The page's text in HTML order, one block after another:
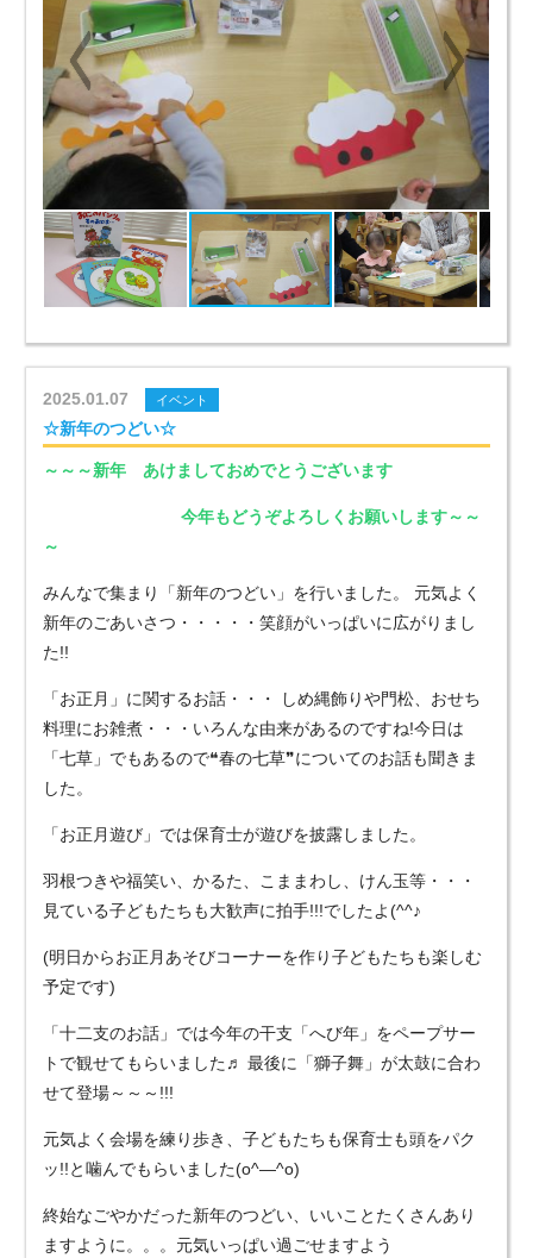
2025.01.07 イベント
☆新年のつどい☆
～～～新年 あけましておめでとうございます
今年もどうぞよろしくお願いします～～
～
みんなで集まり「新年のつどい」を行いました。 元気よく
新年のごあいさつ・・・・・笑顔がいっぱいに広がりまし
た!!
「お正月」に関するお話・・・ しめ縄飾りや門松、おせち
料理にお雑煮・・・いろんな由来があるのですね!今日は
「七草」でもあるので❝春の七草❞についてのお話も聞きま
した。
「お正月遊び」では保育士が遊びを披露しました。
羽根つきや福笑い、かるた、こままわし、けん玉等・・・
見ている子どもたちも大歓声に拍手!!!でしたよ(^^♪
(明日からお正月あそびコーナーを作り子どもたちも楽しむ
予定です)
「十二支のお話」では今年の干支「へび年」をペープサー
トで観せてもらいました♬ 最後に「獅子舞」が太鼓に合わ
せて登場～～～!!!
元気よく会場を練り歩き、子どもたちも保育士も頭をパク
ッ!!と噛んでもらいました(o^―^o)
終始なごやかだった新年のつどい、いいことたくさんあり
ますように。。。元気いっぱい過ごせますよう